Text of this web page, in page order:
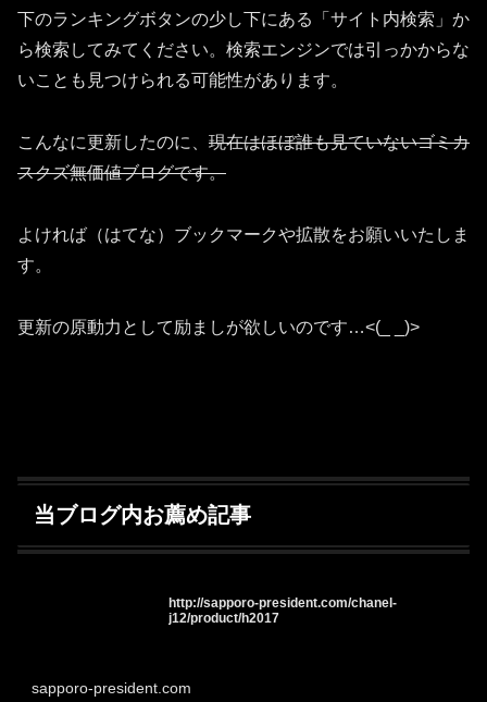
下のランキングボタンの少し下にある「サイト内検索」か
ら検索してみてください。検索エンジンでは引っかからな
いことも見つけられる可能性があります。
こんなに更新したのに、 現在はほぼ誰も見ていないゴミカ
スクズ無価値ブログです。
よければ（はてな）ブックマークや拡散をお願いいたしま
す。
更新の原動力として励ましが欲しいのです…<(_ _)>
当ブログ内お薦め記事
http://sapporo-president.com/chanel-
j12/product/h2017
sapporo-president.com